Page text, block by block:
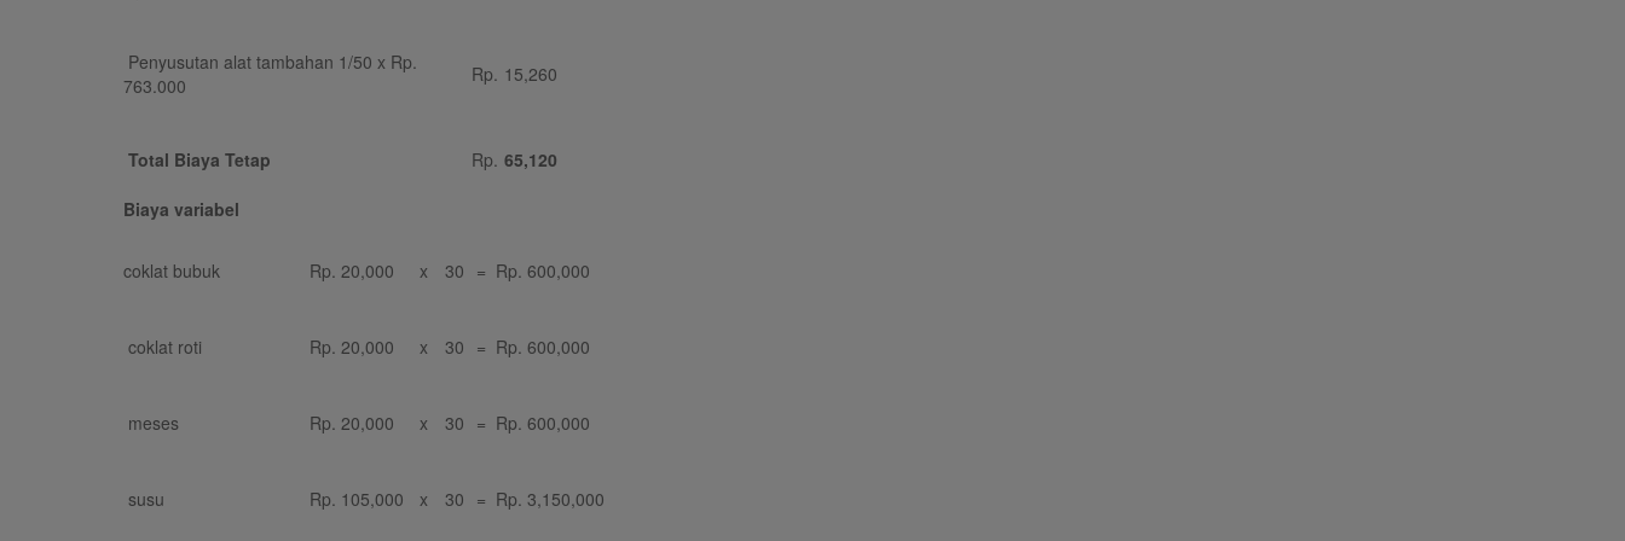
Penyusutan alat tambahan 1/50 x Rp.
763.000
Rp. 15,260
Total Biaya Tetap Rp. 65,120
Biaya variabel
coklat bubuk Rp. 20,000 x 30 = Rp. 600,000
coklat roti Rp. 20,000 x 30 = Rp. 600,000
meses Rp. 20,000 x 30 = Rp. 600,000
susu Rp. 105,000 x 30 = Rp. 3,150,000